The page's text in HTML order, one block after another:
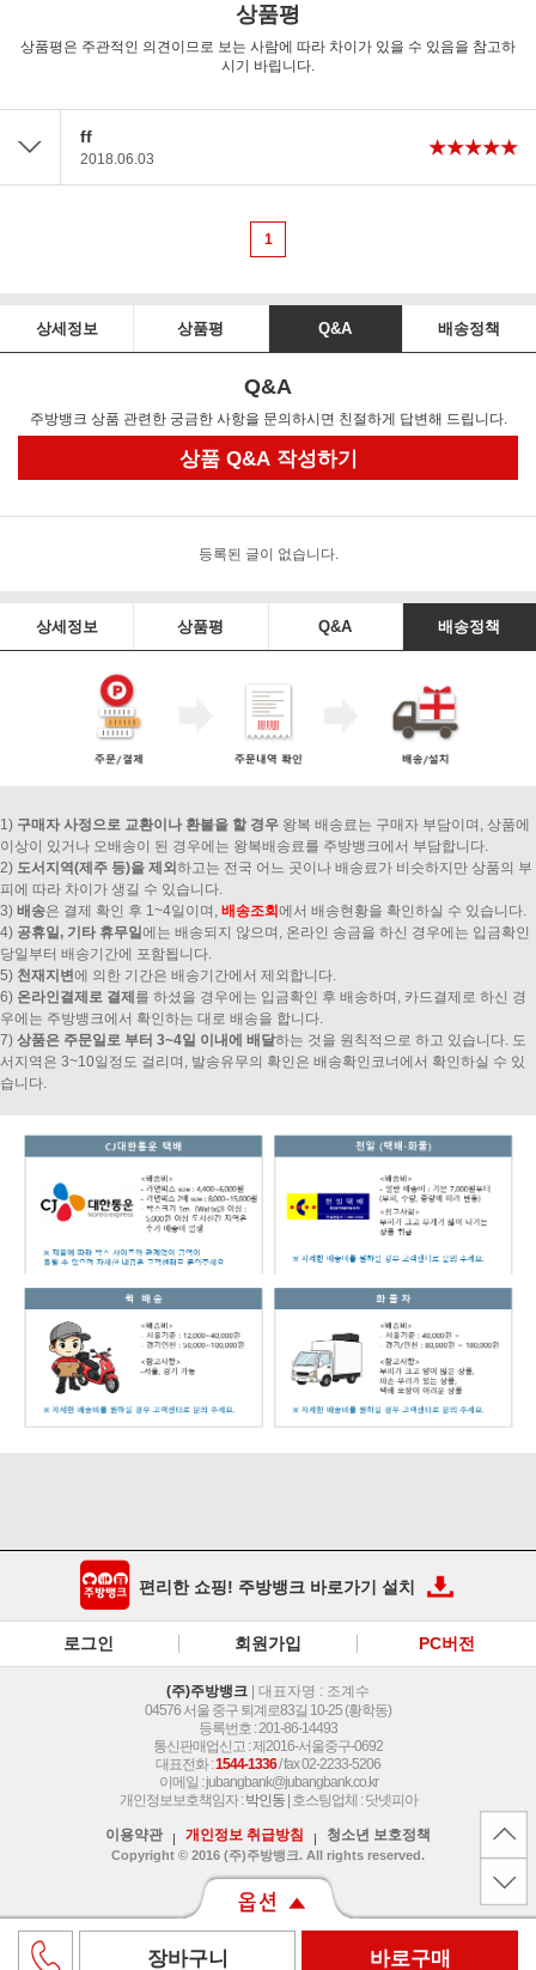
상품평
상품평은 주관적인 의견이므로 보는 사람에 따라 차이가 있을 수 있음을 참고하
시기 바립니다.
ff
2018.06.03
1
상세정보 상품평 Q&A 배송정책
Q&A
주방뱅크 상품 관련한 궁금한 사항을 문의하시면 친절하게 답변해 드립니다.
상품 Q&A 작성하기
등록된 글이 없습니다.
상세정보 상품평 Q&A 배송정책
1) 구매자 사정으로 교환이나 환불을 할 경우 왕복 배송료는 구매자 부담이며, 상품에
이상이 있거나 오배송이 된 경우에는 왕복배송료를 주방뱅크에서 부담합니다.
2) 도서지역(제주 등)을 제외 하고는 전국 어느 곳이나 배송료가 비슷하지만 상품의 부
피에 따라 차이가 생길 수 있습니다.
3) 배송은 결제 확인 후 1~4일이며, 배송조회 에서 배송현황을 확인하실 수 있습니다.
4) 공휴일, 기타 휴무일에는 배송되지 않으며, 온라인 송금을 하신 경우에는 입금확인
당일부터 배송기간에 포함됩니다.
5) 천재지변에 의한 기간은 배송기간에서 제외합니다.
6) 온라인결제로 결제 를 하셨을 경우에는 입금확인 후 배송하며, 카드결제로 하신 경
우에는 주방뱅크에서 확인하는 대로 배송을 합니다.
7) 상품은 주문일로 부터 3~4일 이내에 배달하는 것을 원칙적으로 하고 있습니다. 도
서지역은 3~10일정도 걸리며, 발송유무의 확인은 배송확인코너에서 확인하실 수 있
습니다.
편리한 쇼핑! 주방뱅크 바로가기 설치
로그인 회원가입 PC버전
(주)주방뱅크 | 대표자명 : 조계수
04576 서울 중구 퇴계로83길 10-25 (황학동)
등록번호 : 201-86-14493
통신판매업신고 : 제2016-서울중구-0692
대표전화 :1544-1336/ fax 02-2233-5206
이메일 :jubangbank@jubangbank.co.kr
개인정보보호책임자 :박인동| 호스팅업체 : 닷넷피아
이용약관 개인정보 취급방침 청소년 보호정책
Copyright © 2016 (주)주방뱅크. All rights reserved.
논슬립빵쟁반(중)검정
장바구니 바로구매